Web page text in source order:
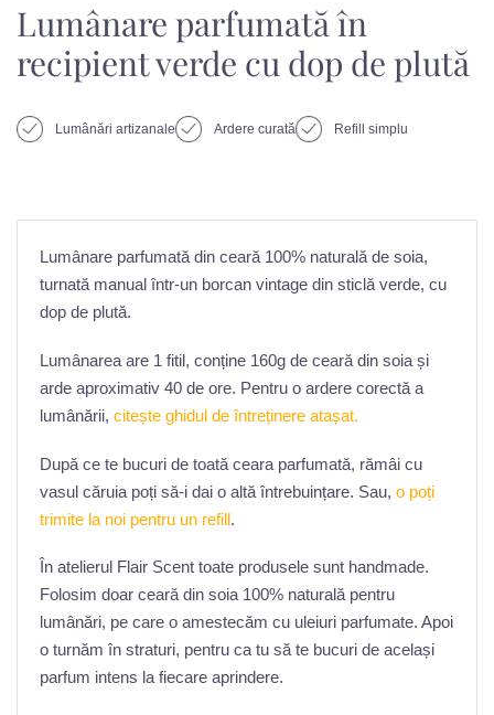
Lumânare parfumată în
recipient verde cu dop de plută
Lumânări artizanale Ardere curată Refill simplu
Lumânare parfumată din ceară 100% naturală de soia,
turnată manual într-un borcan vintage din sticlă verde, cu
dop de plută.
Lumânarea are 1 fitil, conține 160g de ceară din soia și
arde aproximativ 40 de ore. Pentru o ardere corectă a
lumânării, citește ghidul de întreținere atașat.
După ce te bucuri de toată ceara parfumată, rămâi cu
vasul căruia poți să-i dai o altă întrebuințare. Sau, o poți
trimite la noi pentru un refill.
În atelierul Flair Scent toate produsele sunt handmade.
Folosim doar ceară din soia 100% naturală pentru
lumânări, pe care o amestecăm cu uleiuri parfumate. Apoi
o turnăm în straturi, pentru ca tu să te bucuri de același
parfum intens la fiecare aprindere.